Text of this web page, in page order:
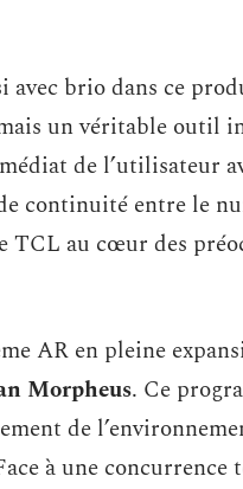
avec brio dans ce
un véritable outil
de l’utilisateur
continuité entre le
TCL au cœur des
AR en pleine
Morpheus. Ce
de
à une concurrence